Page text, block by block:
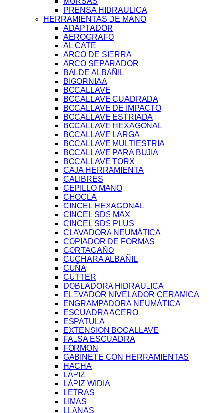
PRENSA HIDRAULICA
HERRAMIENTAS DE MANO
ADAPTADOR
AEROGRAFO
ALICATE
ARCO DE SIERRA
ARCO SEPARADOR
BALDE ALBAÑIL
BIGORNIAA
BOCALLAVE
BOCALLAVE CUADRADA
BOCALLAVE DE IMPACTO
BOCALLAVE ESTRIADA
BOCALLAVE HEXAGONAL
BOCALLAVE LARGA
BOCALLAVE MULTIESTRIA
BOCALLAVE PARA BUJIA
BOCALLAVE TORX
CAJA HERRAMIENTA
CALIBRES
CEPILLO MANO
CHOCLA
CINCEL HEXAGONAL
CINCEL SDS MAX
CINCEL SDS PLUS
CLAVADORA NEUMÁTICA
COPIADOR DE FORMAS
CORTACAÑO
CUCHARA ALBAÑIL
CUÑA
CUTTER
DOBLADORA HIDRAULICA
ELEVADOR NIVELADOR CERAMICA
ENGRAMPADORA NEUMÁTICA
ESCUADRA ACERO
ESPATULA
EXTENSION BOCALLAVE
FALSA ESCUADRA
FORMON
GABINETE CON HERRAMIENTAS
HACHA
LÁPIZ
LÁPIZ WIDIA
LETRAS
LIMAS
LLANAS